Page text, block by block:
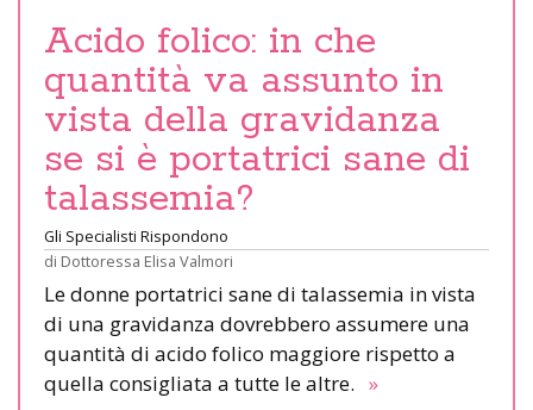
Acido folico: in che
quantità va assunto in
vista della gravidanza
se si è portatrici sane di
talassemia?
Gli Specialisti Rispondono
di Dottoressa Elisa Valmori
Le donne portatrici sane di talassemia in vista
di una gravidanza dovrebbero assumere una
quantità di acido folico maggiore rispetto a
quella consigliata a tutte le altre. »